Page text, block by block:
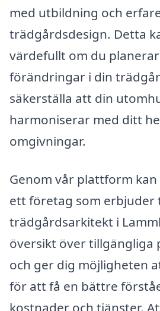
med utbildning och
trädgårdsdesign. Detta
värdefullt om du
förändringar i din
säkerställa att din
harmoniserar med ditt
omgivningar.
Genom vår plattform
ett företag som erbjuder
trädgårdsarkitekt i
översikt över tillgängliga
och ger dig möjligheten
för att få en bättre
kostnader och tjänster.